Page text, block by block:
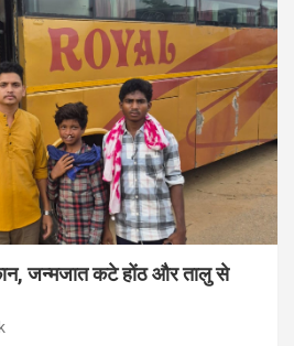
जन्मजात कटे होंठ और तालु से